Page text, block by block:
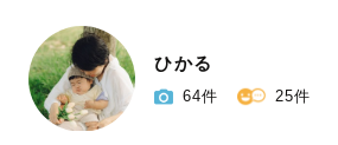
ひかる
64件 25件